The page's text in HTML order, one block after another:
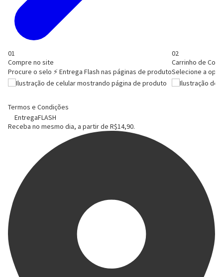
01
Compre no site
Procure o selo ⚡ Entrega Flash nas páginas de produto
02
Carrinho de
Selecione a
Termos e Condições
EntregaFLASH
Receba no mesmo dia, a partir de R$14,90.